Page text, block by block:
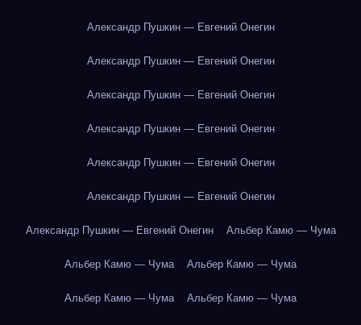
Александр Пушкин — Евгений Онегин
Александр Пушкин — Евгений Онегин
Александр Пушкин — Евгений Онегин
Александр Пушкин — Евгений Онегин
Александр Пушкин — Евгений Онегин
Александр Пушкин — Евгений Онегин
Александр Пушкин — Евгений Онегин Альбер Камю — Чума
Альбер Камю — Чума Альбер Камю — Чума
Альбер Камю — Чума Альбер Камю — Чума